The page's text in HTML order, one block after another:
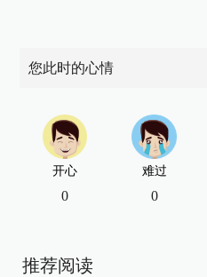
您此时的心情
开心
0
难过
0
推荐阅读